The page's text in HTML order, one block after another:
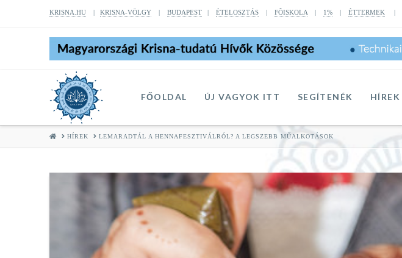
KRISNA.HU| KRISNA-VÖLGY| BUDAPEST| ÉTELOSZTÁS| FÔISKOLA| 1%| ÉTTERMEK |
FŐOLDAL ÚJ VAGYOK ITT SEGÍTENÉK HÍREK
HOMEHÍREK LEMARADTÁL A HENNAFESZTIVÁLRÓL? A LEGSZEBB MŰALKOTÁSOK